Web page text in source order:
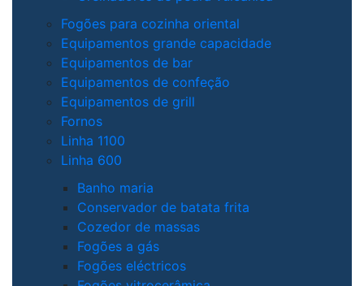
Fogões para cozinha oriental
Equipamentos grande capacidade
Equipamentos de bar
Equipamentos de confeção
Equipamentos de grill
Fornos
Linha 1100
Linha 600
Banho maria
Conservador de batata frita
Cozedor de massas
Fogões a gás
Fogões eléctricos